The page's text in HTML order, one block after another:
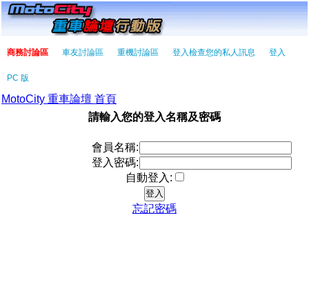
商務討論區 車友討論區 重機討論區 登入檢查您的私人訊息 登入
PC 版
MotoCity 重車論壇 首頁
請輸入您的登入名稱及密碼
會員名稱:
登入密碼:
自動登入:
忘記密碼